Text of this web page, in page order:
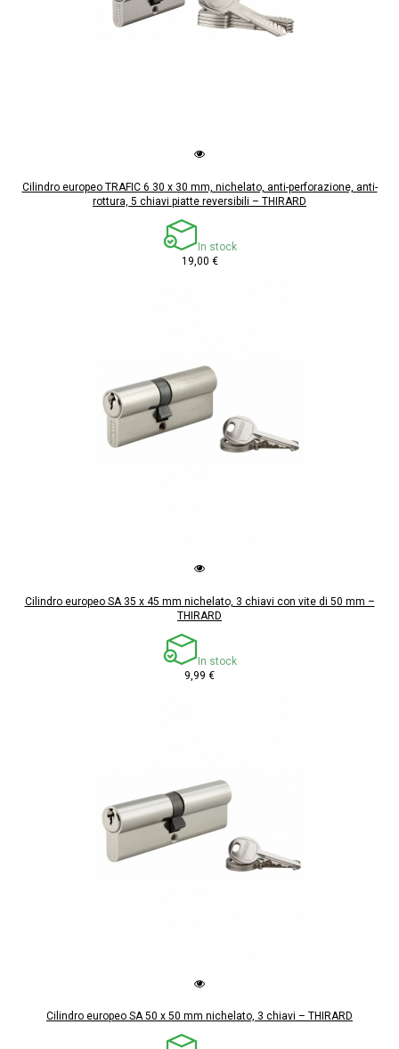
Cilindro europeo TRAFIC 6 30 x 30 mm, nichelato, anti-perforazione, anti-
rottura, 5 chiavi piatte reversibili – THIRARD
In stock
19,00 €
Cilindro europeo SA 35 x 45 mm nichelato, 3 chiavi con vite di 50 mm –
THIRARD
In stock
9,99 €
Cilindro europeo SA 50 x 50 mm nichelato, 3 chiavi – THIRARD